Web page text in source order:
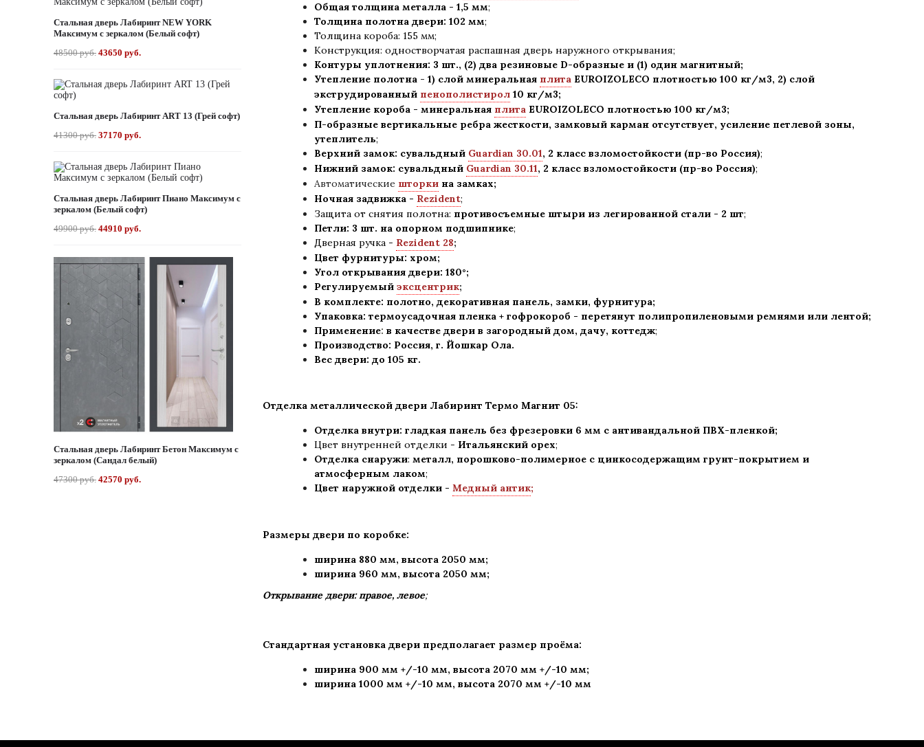
Стальная дверь Лабиринт NEW YORK
Максимум с зеркалом (Белый софт)
48500 руб. 43650 руб.
Стальная дверь Лабиринт ART 13 (Грей софт)
41300 руб. 37170 руб.
Стальная дверь Лабиринт Пиано Максимум с
зеркалом (Белый софт)
49900 руб. 44910 руб.
Стальная дверь Лабиринт Бетон Максимум с
зеркалом (Сандал белый)
47300 руб. 42570 руб.
Общая толщина металла - 1,5 мм;
Толщина полотна двери: 102 мм;
Толщина короба: 155 мм;
Конструкция: одностворчатая распашная дверь наружного открывания;
Контуры уплотнения: 3 шт., (2) два резиновые D-образные и (1) один магнитный;
Утепление полотна - 1) слой минеральная плита EUROIZOLECO плотностью 100 кг/м3, 2) слой
экструдированный пенополистирол 10 кг/м3;
Утепление короба - минеральная плита EUROIZOLECO плотностью 100 кг/м3;
П-образные вертикальные ребра жесткости, замковый карман отсутствует, усиление петлевой зоны,
утеплитель;
Верхний замок: сувальдный Guardian 30.01, 2 класс взломостойкости (пр-во Россия);
Нижний замок: сувальдный Guardian 30.11, 2 класс взломостойкости (пр-во Россия);
Автоматические шторки на замках;
Ночная задвижка - Rezident;
Защита от снятия полотна: противосъемные штыри из легированной стали - 2 шт;
Петли: 3 шт. на опорном подшипнике;
Дверная ручка - Rezident 28;
Цвет фурнитуры: хром;
Угол открывания двери: 180°;
Регулируемый эксцентрик;
В комплекте: полотно, декоративная панель, замки, фурнитура;
Упаковка: термоусадочная пленка + гофрокороб - перетянут полипропиленовыми ремнями или лентой;
Применение: в качестве двери в загородный дом, дачу, коттедж;
Производство: Россия, г. Йошкар Ола.
Вес двери: до 105 кг.
Отделка металлической двери Лабиринт Термо Магнит 05:
Отделка внутри: гладкая панель без фрезеровки 6 мм с антивандальной ПВХ-пленкой;
Цвет внутренней отделки - Итальянский орех;
Отделка снаружи: металл, порошково-полимерное c цинкосодержащим грунт-покрытием и
атмосферным лаком;
Цвет наружной отделки - Медный антик;
Размеры двери по коробке:
ширина 880 мм, высота 2050 мм;
ширина 960 мм, высота 2050 мм;
Открывание двери: правое, левое;
Стандартная установка двери предполагает размер проёма:
ширина 900 мм +/-10 мм, высота 2070 мм +/-10 мм;
ширина 1000 мм +/-10 мм, высота 2070 мм +/-10 мм